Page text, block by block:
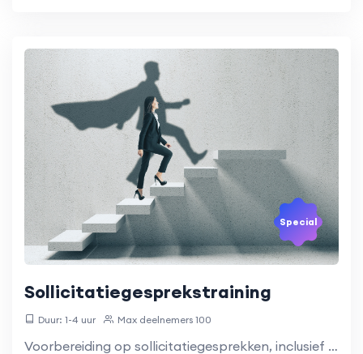
Special
Sollicitatiegesprekstraining
Duur: 1-4 uur Max deelnemers 100
Voorbereiding op sollicitatiegesprekken, inclusief het beantwoorden van veelvoorkomende vragen en het presenteren van uw vaardigheden en ervaringen.